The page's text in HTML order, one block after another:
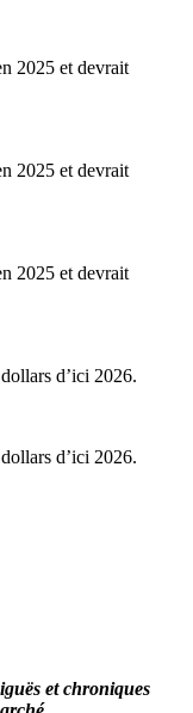
2025 et devrait
2025 et devrait
2025 et devrait
d’ici 2026.
d’ici 2026.
et chroniques